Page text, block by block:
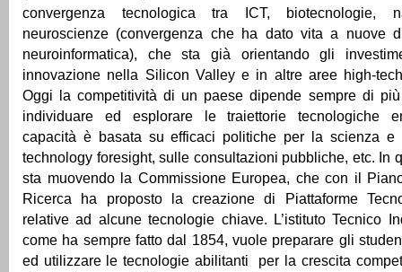
convergenza tecnologica tra ICT, biotecnologie,
neuroscienze (convergenza che ha dato vita a nuove
neuroinformatica), che sta già orientando gli
innovazione nella Silicon Valley e in altre aree high-
Oggi la competitività di un paese dipende sempre di
individuare ed esplorare le traiettorie tecnologiche
capacità è basata su efficaci politiche per la scienza e
technology foresight, sulle consultazioni pubbliche, etc. In
sta muovendo la Commissione Europea, che con il
Ricerca ha proposto la creazione di Piattaforme
relative ad alcune tecnologie chiave. L’istituto Tecnico
come ha sempre fatto dal 1854, vuole preparare gli
ed utilizzare le tecnologie abilitanti per la crescita